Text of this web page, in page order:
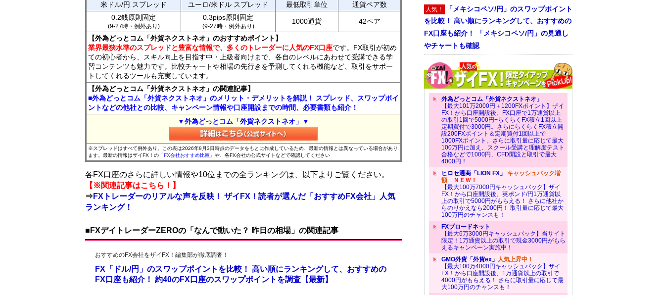
米ドル/円 スプレッド
ユーロ/米ドル スプレッド 最低取引単位
通貨ペア数
0.2銭原則固定
(9-27時・例外あり)
0.3pips原則固定
(9-27時・例外あり)
1000通貨 42ペア
【外為どっとコム「外貨ネクストネオ」のおすすめポイント】
業界最狭水準のスプレッドと豊富な情報で、多くのトレーダーに人気のFX口座です。FX取引が初め
ての初心者から、スキル向上を目指す中・上級者向けまで、各自のレベルにあわせて受講できる学
習コンテンツも魅力です。比較チャートや相場の先行きを予測してくれる機能など、取引をサポー
トしてくれるツールも充実しています。
【外為どっとコム「外貨ネクストネオ」の関連記事】
■外為どっとコム「外貨ネクストネオ」のメリット・デメリットを解説！ スプレッド、スワップポイ
ントなどの他社との比較、キャンペーン情報や口座開設までの時間、必要書類も紹介！
▼外為どっとコム「外貨ネクストネオ」▼
※スプレッドはすべて例外あり。この表は2026年8月3日時点のデータをもとに作成しているため、最新の情報とは異なっている場合があり
ます。最新の情報はザイFX！の 「FX会社おすすめ比較」 や、各FX会社の公式サイトなどで確認してください
各FX口座のさらに詳しい情報や10位までの全ランキングは、以下よりご覧ください。
【※関連記事はこちら！】
⇒FXトレーダーのリアルな声を反映！ ザイFX！読者が選んだ「おすすめFX会社」人気
ランキング！
■FXデイトレーダーZEROの「なんで動いた？ 昨日の相場」の関連記事
おすすめのFX会社をザイFX！編集部が徹底調査！
FX「ドル/円」のスワップポイントを比較！ 高い順にランキングして、おすすめの
FX口座も紹介！ 約40のFX口座のスワップポイントを調査【最新】
人気！ 「メキシコペソ/円」のスワップポイント
を比較！ 高い順にランキングして、おすすめの
FX口座も紹介！ 「メキシコペソ/円」の見通し
やチャートも確認
外為どっとコム「外貨ネクストネオ」
【最大101万2000円＋1200FXポイント】ザイ
FX！から口座開設後、FX口座で1万通貨以上
の取引1回で5000円+らくらくFX積立1回以上
定期買付で3000円。さらにらくらくFX積立開
設200FXポイント＆定期買付1回以上で
1000FXポイント。さらに取引量に応じて最大
100万円に加え、スクール受講と理解度テスト
合格などで1000円、CFD開設と取引で最大
4000円！
ヒロセ通商「LION FX」 キャッシュバック増
額ＮＥＷ！
【最大100万7000円キャッシュバック】ザイ
FX！から口座開設後、英ポンド/円1万通貨以
上の取引で5000円がもらえる！ さらに他社か
らのりかえなら2000円！ 取引量に応じて最大
100万円のチャンスも！
FXブロードネット
【最大6万3000円キャッシュバック】当サイト
限定！1万通貨以上の取引で現金3000円がもら
えるキャンペーン実施中！
GMO外貨「外貨ex」 人気上昇中！
【最大100万4000円キャッシュバック】ザイ
FX！から口座開設後、1万通貨以上の取引で
4000円がもらえる！ さらに取引量に応じて最
大100万円のチャンスも！